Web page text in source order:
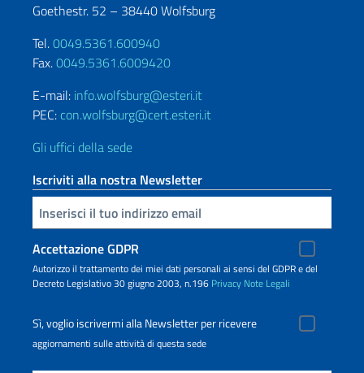
Goethestr. 52 – 38440 Wolfsburg
Tel.0049.5361.600940
Fax.0049.5361.6009420
E-mail: info.wolfsburg@esteri.it
PEC: con.wolfsburg@cert.esteri.it
Gli uffici della sede
Iscriviti alla nostra Newsletter
Inserisci la tua email
Accettazione GDPR
Autorizzo il trattamento dei miei dati personali ai sensi del GDPR e del
Decreto Legislativo 30 giugno 2003, n.196 Privacy Note Legali
Sì, voglio iscrivermi alla Newsletter per ricevere
aggiornamenti sulle attività di questa sede